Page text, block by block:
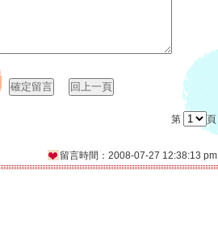
第 頁
留言時間：2008-07-27 12:38:13 pm